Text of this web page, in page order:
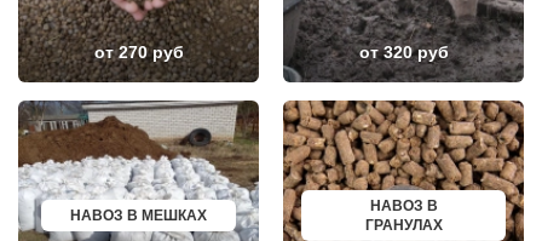
КРАСНОЗНАМЕНСК
КРАТОВО
КРЮКОВО
КУБИНКА
КУРОВСКОЕ
ЛЕСНОЙ
ЛЕТОВО
ЛИКИНО-ДУЛЕВО
ЛОБАНОВО
ЛОБНЯ
ЛОПАТИНСКИЙ
САЛЬСК
ТОБОЛЬСК
ВОТКИНСК
КИЗЛЯР
НЕФТЕЮГАНСК
ВОЛХОВ
САЛАВАТ
СОСНОВЫЙ БОР
РЕВДА
ГАГАРИН
ПОЧИНОК
от 270 руб от 320 руб
НАВОЗ В МЕШКАХ
НАВОЗ В
ГРАНУЛАХ